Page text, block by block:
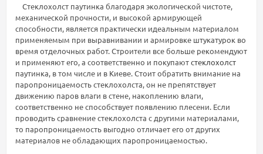
Стеклохолст паутинка благодаря экологической чистоте,
механической прочности, и высокой армирующей
способности, является практически идеальным материалом
применяемым при выравнивании и армировке штукатурок во
время отделочных работ. Строители все больше рекомендуют
и применяют его, а соответственно и покупаютстеклохолст
паутинка, в том числе и в Киеве. Стоит обратить внимание на
паропроницаемость стеклохолста, он не препятствует
движению паров влаги в стене, накоплению влаги,
соответственно не способствует появлению плесени. Если
проводить сравнение стеклохолста с другими материалами,
то паропроницаемость выгодно отличает его от других
материалов не обладающих паропроницаемостью.